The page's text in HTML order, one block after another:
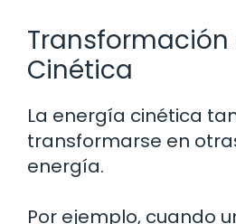
Transformación
Cinética
La energía cinética
transformarse en
energía.
Por ejemplo, cuando